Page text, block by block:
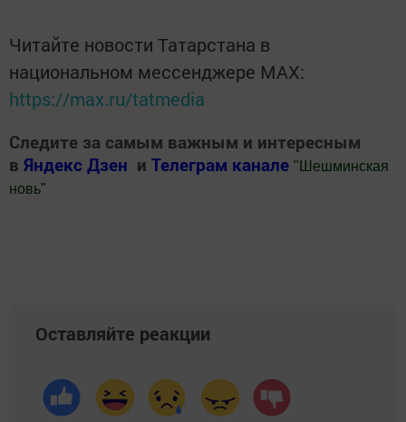
Читайте новости Татарстана в
национальном мессенджере MАХ:
https://max.ru/tatmedia
Следите за самым важным и интересным
в Яндекс Дзен и Телеграм канале " Шешминская
новь"
Оставляйте реакции